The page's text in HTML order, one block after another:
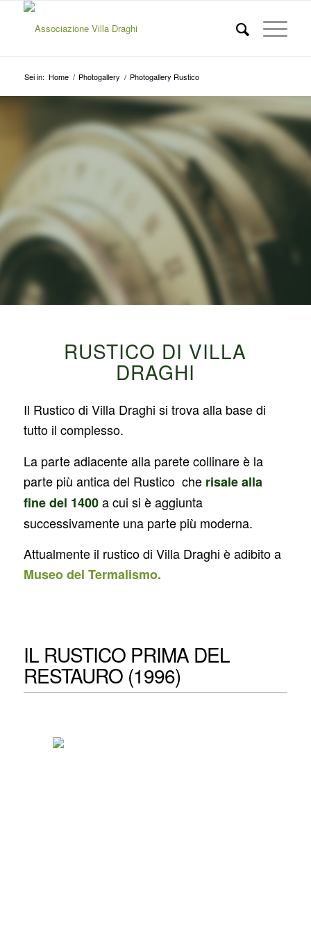
Sei in: Home / Photogallery / Photogallery Rustico
PHOTOGALLERY
RUSTICO DI VILLA
DRAGHI
IMMAGINI DEL RUSTICO PRIMA E
DOPO IL RESTAURO E OGGI
RUSTICO DI VILLA
DRAGHI
Il Rustico di Villa Draghi si trova alla base di
tutto il complesso.
La parte adiacente alla parete collinare è la
parte più antica del Rustico che risale alla
fine del 1400a cui si è aggiunta
successivamente una parte più moderna.
Attualmente il rustico di Villa Draghi è adibito a
Museo del Termalismo.
IL RUSTICO PRIMA DEL
RESTAURO (1996)